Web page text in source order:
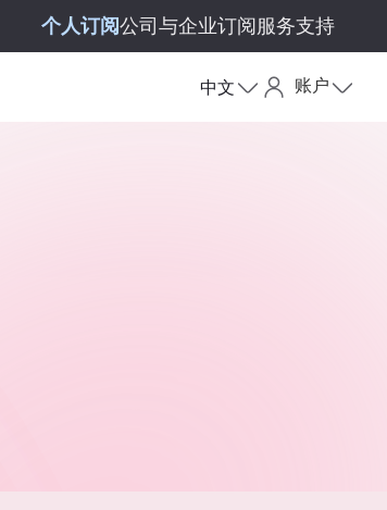
个人订阅公司与企业订阅服务支持
中文 账户